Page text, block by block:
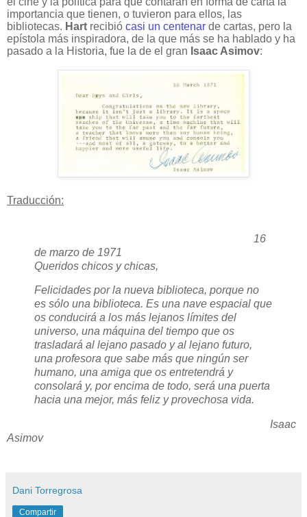
importancia que tienen, o tuvieron para ellos, las
bibliotecas. Hart recibió casi un centenar de cartas, pero la
epístola más inspiradora, de la que más se ha hablado y ha
pasado a la Historia, fue la de el gran Isaac Asimov:
Traducción:
16
de marzo de 1971
Queridos chicos y chicas,
Felicidades por la nueva biblioteca, porque no
es sólo una biblioteca. Es una nave espacial que
os conducirá a los más lejanos límites del
universo, una máquina del tiempo que os
trasladará al lejano pasado y al lejano futuro,
una profesora que sabe más que ningún ser
humano, una amiga que os entretendrá y
consolará y, por encima de todo, será una puerta
hacia una mejor, más feliz y provechosa vida.
Isaac
Asimov
Dani Torregrosa
Compartir